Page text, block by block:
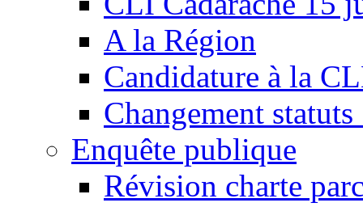
A la Région
Candidature à la
Changement
Enquête publique
Révision charte